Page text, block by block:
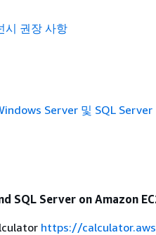
시 권장 사항
Server 및 SQL Server
SQL Server on Amazon
https://